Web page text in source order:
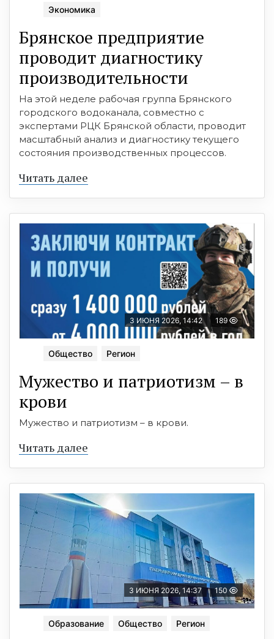
Экономика
Брянское предприятие
проводит диагностику
производительности
На этой неделе рабочая группа Брянского
городского водоканала, совместно с
экспертами РЦК Брянской области, проводит
масштабный анализ и диагностику текущего
состояния производственных процессов.
Читать далее
3 ИЮНЯ 2026, 14:42 189
Общество Регион
Мужество и патриотизм – в
крови
Мужество и патриотизм – в крови.
Читать далее
3 ИЮНЯ 2026, 14:37 150
Образование Общество Регион